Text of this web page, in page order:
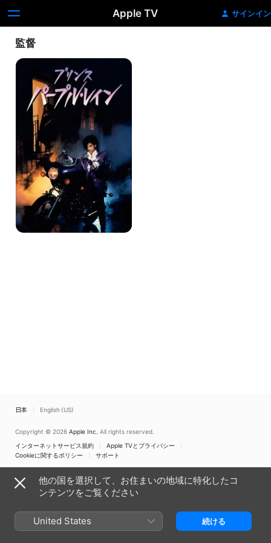
Apple TV サインイン
監督
プ
レ
イ
日本 English (US)
Copyright © 2026 Apple Inc. All rights reserved.
インターネットサービス規約
Apple TVとプライバシー
Cookieに関するポリシー
サポート
他の国を選択して、お住まいの地域に特化したコ
ンテンツをご覧ください
United States 続ける